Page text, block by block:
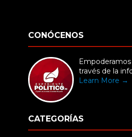
CONÓCENOS
través de la
Learn More →
CATEGORÍAS